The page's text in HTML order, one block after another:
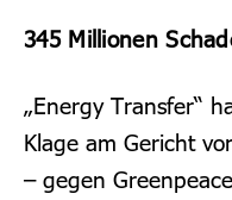
345 Millionen
„Energy Transfer“
Klage am Gericht
– gegen